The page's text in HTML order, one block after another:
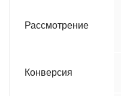
Рассмотрение
Конверсия